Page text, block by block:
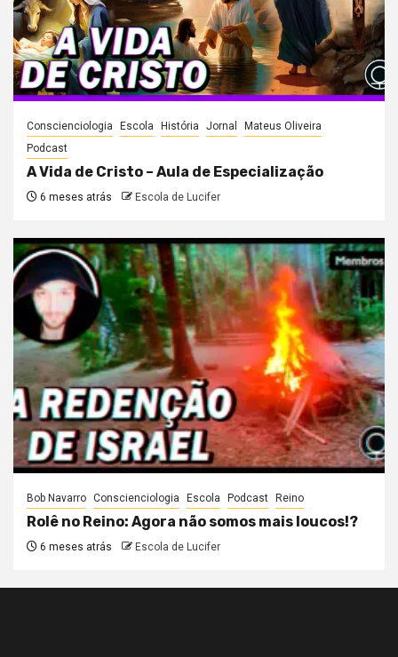
Conscienciologia Escola História Jornal
Mateus Oliveira
Podcast
A Vida de Cristo – Aula de Especialização
6 meses atrás Escola de Lucifer
Bob Navarro Conscienciologia Escola Podcast Reino
Rolê no Reino: Agora não somos mais loucos!?
6 meses atrás Escola de Lucifer